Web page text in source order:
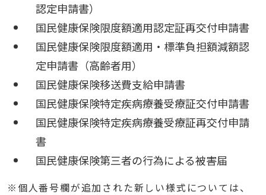
認定申請書）
国民健康保険限度額適用認定証再交付申請書
国民健康保険限度額適用・標準負担額減額認
定申請書（高齢者用）
国民健康保険移送費支給申請書
国民健康保険特定疾病療養受療証交付申請書
国民健康保険特定疾病療養受療証再交付申請
書
国民健康保険第三者の行為による被害届
※個人番号欄が追加された新しい様式については、